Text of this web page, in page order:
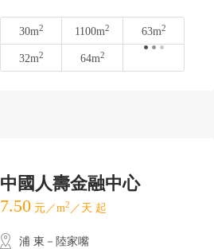
30m2 1100m2 63m2
32m2 64m2
中國人壽金融中心
7.50 元／m2 ／天 起
浦 東－陸家嘴